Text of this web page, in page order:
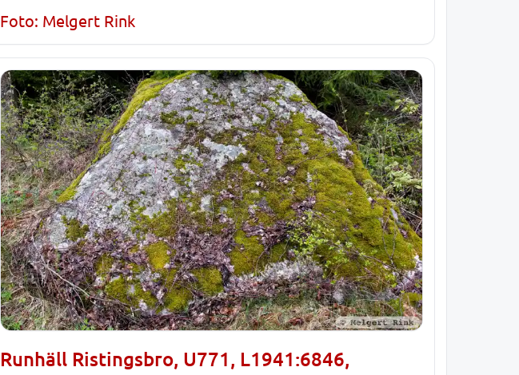
Foto: Melgert Rink
Runhäll Ristingsbro, U771, L1941:6846,